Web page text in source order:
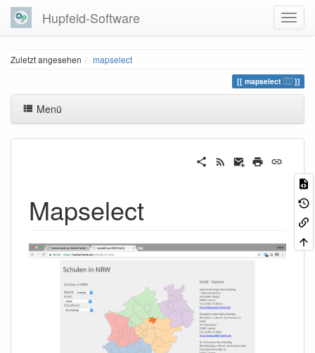
Hupfeld-Software
Zuletzt angesehen mapselect
mapselect
Menü
Mapselect